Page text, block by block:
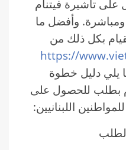
تأشيرة فيتنام
ومباشرة. وأفضل ما
بكل ذلك من
https://
يلي دليل خطوة
بطلب للحصول على
اللبنانيين: